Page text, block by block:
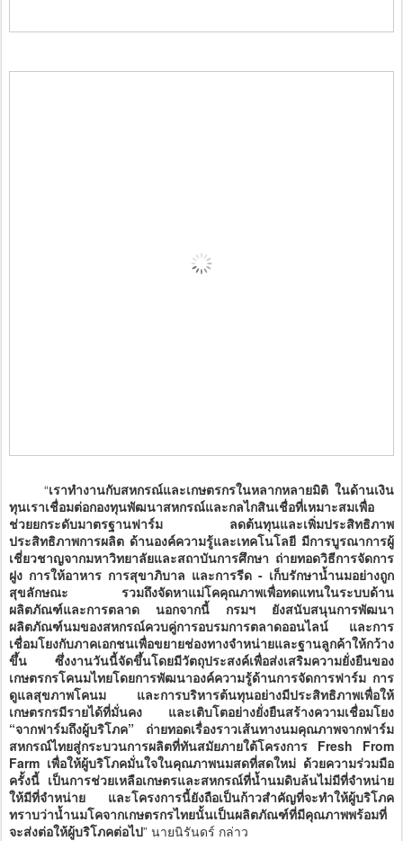
“เราทำงานกับสหกรณ์และเกษตรกรในหลากหลายมิติ ในด้านเงิน
ทุนเราเชื่อมต่อกองทุนพัฒนาสหกรณ์และกลไกสินเชื่อที่เหมาะสมเพื่อ
ช่วยยกระดับมาตรฐานฟาร์ม ลดต้นทุนและเพิ่มประสิทธิภาพ
ประสิทธิภาพการผลิต ด้านองค์ความรู้และเทคโนโลยี มีการบูรณาการผู้
เชี่ยวชาญจากมหาวิทยาลัยและสถาบันการศึกษา ถ่ายทอดวิธีการจัดการ
ฝูง การให้อาหาร การสุขาภิบาล และการรีด - เก็บรักษาน้ำนมอย่างถูก
สุขลักษณะ รวมถึงจัดหาแม่โคคุณภาพเพื่อทดแทนในระบบด้าน
ผลิตภัณฑ์และการตลาด นอกจากนี้ กรมฯ ยังสนับสนุนการพัฒนา
ผลิตภัณฑ์นมของสหกรณ์ควบคู่การอบรมการตลาดออนไลน์ และการ
เชื่อมโยงกับภาคเอกชนเพื่อขยายช่องทางจำหน่ายและฐานลูกค้าให้กว้าง
ขึ้น ซึ่งงานวันนี้จัดขึ้นโดยมีวัตถุประสงค์เพื่อส่งเสริมความยั่งยืนของ
เกษตรกรโคนมไทยโดยการพัฒนาองค์ความรู้ด้านการจัดการฟาร์ม การ
ดูแลสุขภาพโคนม และการบริหารต้นทุนอย่างมีประสิทธิภาพเพื่อให้
เกษตรกรมีรายได้ที่มั่นคง และเติบโตอย่างยั่งยืนสร้างความเชื่อมโยง
“จากฟาร์มถึงผู้บริโภค” ถ่ายทอดเรื่องราวเส้นทางนมคุณภาพจากฟาร์ม
สหกรณ์ไทยสู่กระบวนการผลิตที่ทันสมัยภายใต้โครงการ Fresh From
Farm เพื่อให้ผู้บริโภคมั่นใจในคุณภาพนมสดที่สดใหม่ ด้วยความร่วมมือ
ครั้งนี้ เป็นการช่วยเหลือเกษตรและสหกรณ์ที่น้ำนมดิบล้นไม่มีที่จำหน่าย
ให้มีที่จำหน่าย และโครงการนี้ยังถือเป็นก้าวสำคัญที่จะทำให้ผู้บริโภค
ทราบว่าน้ำนมโคจากเกษตรกรไทยนั้นเป็นผลิตภัณฑ์ที่มีคุณภาพพร้อมที่
จะส่งต่อให้ผู้บริโภคต่อไป” นายนิรันดร์ กล่าว